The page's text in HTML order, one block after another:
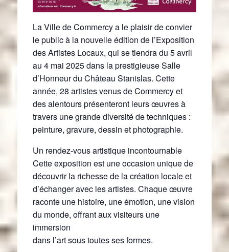
La Ville de Commercy a le plaisir de convier
le public à la nouvelle édition de l’Exposition
des Artistes Locaux, qui se tiendra du 5 avril
au 4 mai 2025 dans la prestigieuse Salle
d’Honneur du Château Stanislas. Cette
année, 28 artistes venus de Commercy et
des alentours présenteront leurs œuvres à
travers une grande diversité de techniques :
peinture, gravure, dessin et photographie.
Un rendez-vous artistique incontournable
Cette exposition est une occasion unique de
découvrir la richesse de la création locale et
d’échanger avec les artistes. Chaque œuvre
raconte une histoire, une émotion, une vision
du monde, offrant aux visiteurs une
immersion
dans l’art sous toutes ses formes.